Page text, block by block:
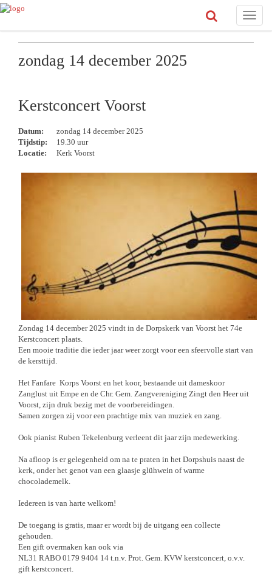
Toggle
zondag 14 december 2025
Kerstconcert Voorst
Datum:
zondag 14 december 2025
Tijdstip:
19.30 uur
Locatie:
Kerk Voorst
Zondag 14 december 2025 vindt in de Dorpskerk van Voorst het 74e
Kerstconcert plaats.
Een mooie traditie die ieder jaar weer zorgt voor een sfeervolle start van
de kersttijd.
Het Fanfare Korps Voorst en het koor, bestaande uit dameskoor
Zanglust uit Empe en de Chr. Gem. Zangvereniging Zingt den Heer uit
Voorst, zijn druk bezig met de voorbereidingen.
Samen zorgen zij voor een prachtige mix van muziek en zang.
Ook pianist Ruben Tekelenburg verleent dit jaar zijn medewerking.
Na afloop is er gelegenheid om na te praten in het Dorpshuis naast de
kerk, onder het genot van een glaasje glühwein of warme
chocolademelk.
Iedereen is van harte welkom!
De toegang is gratis, maar er wordt bij de uitgang een collecte
gehouden.
Een gift overmaken kan ook via
NL31 RABO 0179 9404 14 t.n.v. Prot. Gem. KVW kerstconcert, o.v.v.
gift kerstconcert.